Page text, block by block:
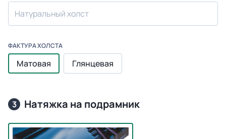
Натуральный холст
ФАКТУРА ХОЛСТА
Матовая Глянцевая
3 Натяжка на подрамник